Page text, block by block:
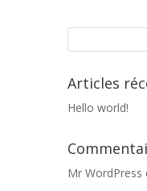
Articles
Hello world!
Mr WordPress